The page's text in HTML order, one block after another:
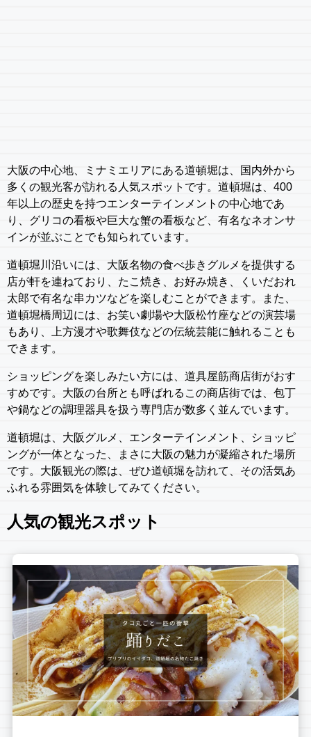
大阪の中心地、ミナミエリアにある道頓堀は、国内外から
多くの観光客が訪れる人気スポットです。道頓堀は、400
年以上の歴史を持つエンターテインメントの中心地であ
り、グリコの看板や巨大な蟹の看板など、有名なネオンサ
インが並ぶことでも知られています。
道頓堀川沿いには、大阪名物の食べ歩きグルメを提供する
店が軒を連ねており、たこ焼き、お好み焼き、くいだおれ
太郎で有名な串カツなどを楽しむことができます。また、
道頓堀橋周辺には、お笑い劇場や大阪松竹座などの演芸場
もあり、上方漫才や歌舞伎などの伝統芸能に触れることも
できます。
ショッピングを楽しみたい方には、道具屋筋商店街がおす
すめです。大阪の台所とも呼ばれるこの商店街では、包丁
や鍋などの調理器具を扱う専門店が数多く並んでいます。
道頓堀は、大阪グルメ、エンターテインメント、ショッピ
ングが一体となった、まさに大阪の魅力が凝縮された場所
です。大阪観光の際は、ぜひ道頓堀を訪れて、その活気あ
ふれる雰囲気を体験してみてください。
人気の観光スポット